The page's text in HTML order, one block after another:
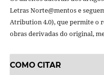
Letras Norte@mentos e
Atribution 4.0), que permite o
obras derivadas do original,
COMO CITAR